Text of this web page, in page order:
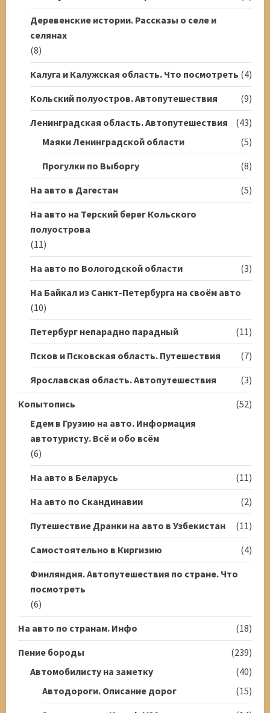
Деревенские истории. Рассказы о селе и
селянах
(8)
Калуга и Калужская область. Что посмотреть (4)
Кольский полуостров. Автопутешествия
(9)
Ленинградская область. Автопутешествия
(43)
Маяки Ленинградской области
(5)
Прогулки по Выборгу
(8)
На авто в Дагестан
(5)
На авто на Терский берег Кольского
полуострова
(11)
На авто по Вологодской области
(3)
На Байкал из Санкт-Петербурга на своём авто
(10)
Петербург непарадно парадный
(11)
Псков и Псковская область. Путешествия
(7)
Ярославская область. Автопутешествия
(3)
Копытопись
(52)
Едем в Грузию на авто. Информация
автотуристу. Всё и обо всём
(6)
На авто в Беларусь
(11)
На авто по Скандинавии
(2)
Путешествие Дранки на авто в Узбекистан
(11)
Самостоятельно в Киргизию
(4)
Финляндия. Автопутешествия по стране. Что
посмотреть
(6)
На авто по странам. Инфо
(18)
Пение бороды
(239)
Автомобилисту на заметку
(40)
Автодороги. Описание дорог
(15)